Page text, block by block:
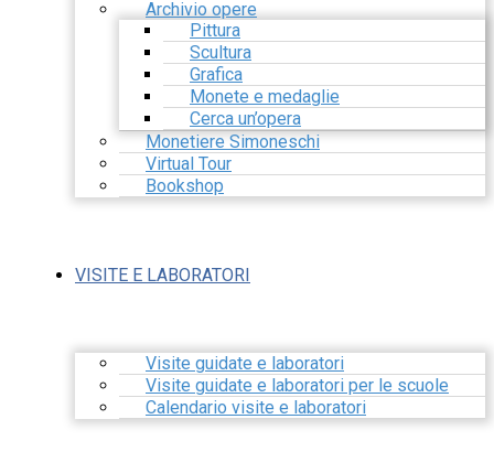
Archivio opere
Pittura
Scultura
Grafica
Monete e medaglie
Cerca un’opera
Monetiere Simoneschi
Virtual Tour
Bookshop
VISITE E LABORATORI
Visite guidate e laboratori
Visite guidate e laboratori per le scuole
Calendario visite e laboratori